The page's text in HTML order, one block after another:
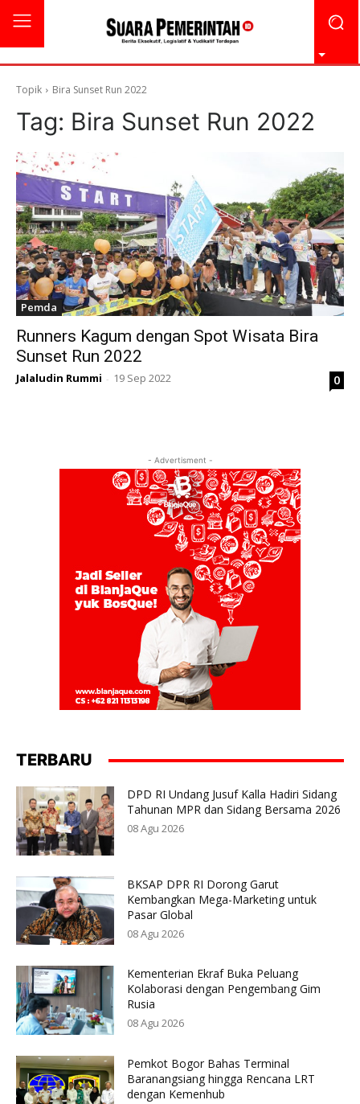
Topik Bira Sunset Run 2022
Tag: Bira Sunset Run 2022
Pemda
Runners Kagum dengan Spot Wisata Bira
Sunset Run 2022
Jalaludin Rummi - 19 Sep 2022 0
- Advertisment -
TERBARU
DPD RI Undang Jusuf Kalla Hadiri Sidang
Tahunan MPR dan Sidang Bersama 2026
08 Agu 2026
BKSAP DPR RI Dorong Garut
Kembangkan Mega-Marketing untuk
Pasar Global
08 Agu 2026
Kementerian Ekraf Buka Peluang
Kolaborasi dengan Pengembang Gim
Rusia
08 Agu 2026
Pemkot Bogor Bahas Terminal
Baranangsiang hingga Rencana LRT
dengan Kemenhub